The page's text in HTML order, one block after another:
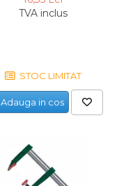
TVA inclus
STOC LIMITAT
Adauga in cos